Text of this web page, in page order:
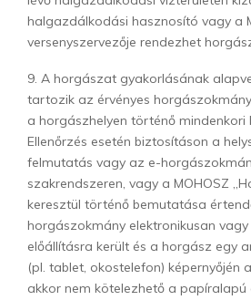
halgazdálkodási hasznosító vagy a
versenyszervezője rendezhet
9. A horgászat gyakorlásának
tartozik az érvényes
a horgászhelyen történő mindenkori
Ellenőrzés esetén biztosításon a
felmutatás vagy az e-
szakrendszeren, vagy a MOHOSZ
keresztül történő bemutatása
horgászokmány elektronikusan vagy
előállításra került és a horgász egy
(pl. tablet, okostelefon) képernyőjén
akkor nem kötelezhető a papíralapú